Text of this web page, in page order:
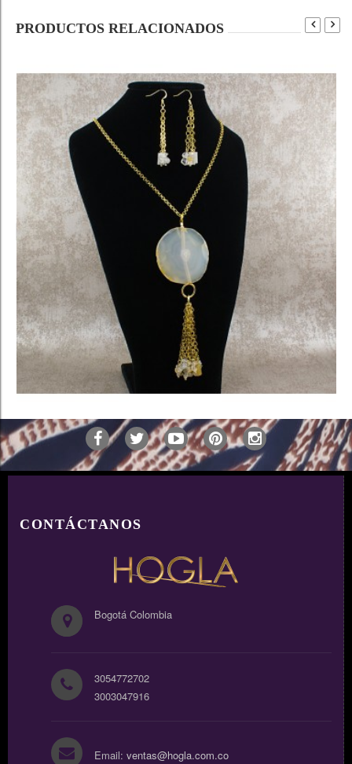
PRODUCTOS RELACIONADOS
AÑADIR
CONTÁCTANOS
Bogotá Colombia
3054772702
3003047916
Email: ventas@hogla.com.co